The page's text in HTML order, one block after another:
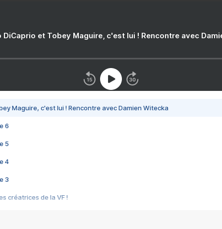
DiCaprio et Tobey Maguire, c'est lui ! Rencontre avec
Maguire, c'est lui ! Rencontre avec Damien Witecka
6
5
4
3
créatrices de la VF !